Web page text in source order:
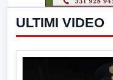
ULTIMI VIDEO